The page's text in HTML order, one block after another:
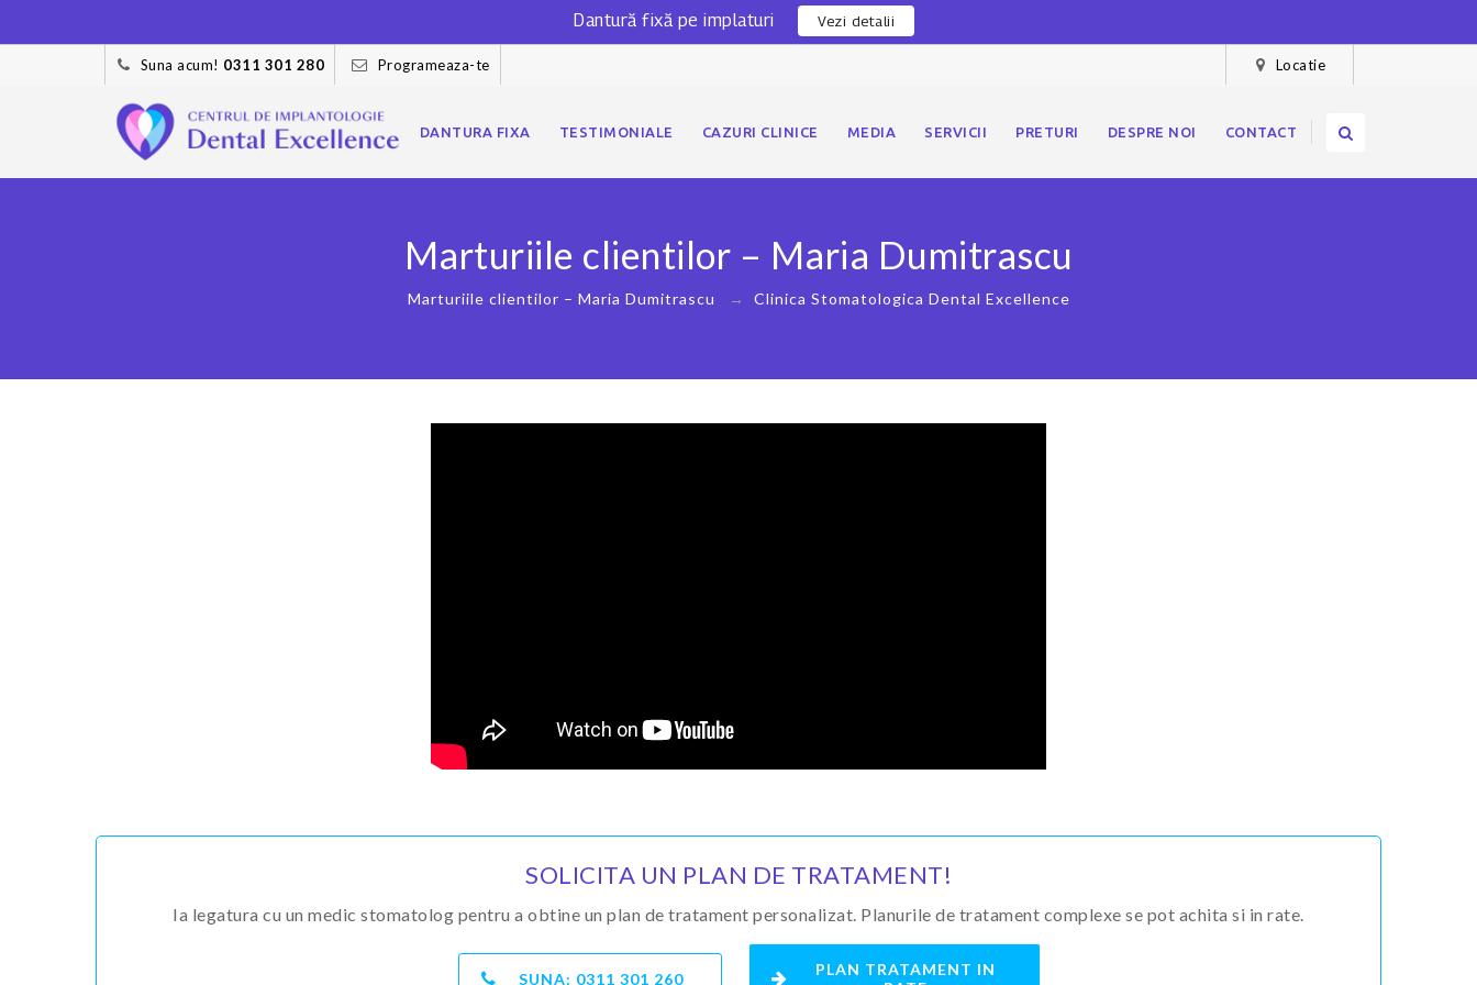
Dantură fixă pe implaturi Vezi detalii
Suna acum! 0311 301 280 Programeaza-te Locatie
DANTURA FIXA TESTIMONIALE CAZURI CLINICE MEDIA SERVICII PRETURI DESPRE NOI CONTACT
Marturiile clientilor – Maria Dumitrascu
Marturiile clientilor – Maria Dumitrascu → Clinica Stomatologica Dental Excellence
SOLICITA UN PLAN DE TRATAMENT!
Ia legatura cu un medic stomatolog pentru a obtine un plan de tratament personalizat. Planurile de tratament complexe se pot achita si in rate.
SUNA: 0311 301 260
PLAN TRATAMENT IN